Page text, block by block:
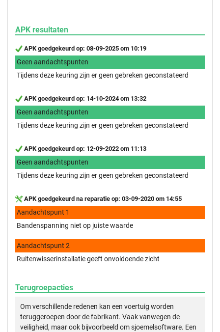
APK resultaten
APK goedgekeurd op: 08-09-2025 om 10:19
Geen aandachtspunten
Tijdens deze keuring zijn er geen gebreken geconstateerd
APK goedgekeurd op: 14-10-2024 om 13:32
Geen aandachtspunten
Tijdens deze keuring zijn er geen gebreken geconstateerd
APK goedgekeurd op: 12-09-2022 om 11:13
Geen aandachtspunten
Tijdens deze keuring zijn er geen gebreken geconstateerd
APK goedgekeurd na reparatie op: 03-09-2020 om 14:55
Aandachtspunt 1
Bandenspanning niet op juiste waarde
Aandachtspunt 2
Ruitenwisserinstallatie geeft onvoldoende zicht
Terugroepacties
Om verschillende redenen kan een voertuig worden
teruggeroepen door de fabrikant. Vaak vanwegen de
veiligheid, maar ook bijvoorbeeld om sjoemelsoftware. Een